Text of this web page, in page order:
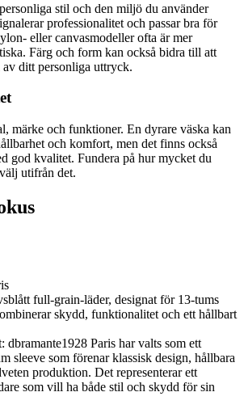
stil och den miljö du använder
professionalitet och passar bra för
eller canvasmodeller ofta är mer
Färg och form kan också bidra till att
ditt personliga uttryck.
märke och funktioner. En dyrare väska kan
och komfort, men det finns också
god kvalitet. Fundera på hur mycket du
utifrån det.
full-grain-läder, designat för 13-tums
skydd, funktionalitet och ett hållbart
dbramante1928 Paris har valts som ett
sleeve som förenar klassisk design, hållbara
produktion. Det representerar ett
som vill ha både stil och skydd för sin